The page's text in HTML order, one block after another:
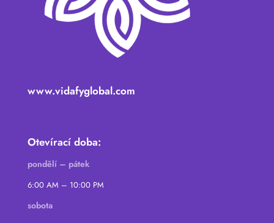
www.vidafyglobal.com
Otevírací doba:
pondělí – pátek
6:00 AM – 10:00 PM
sobota